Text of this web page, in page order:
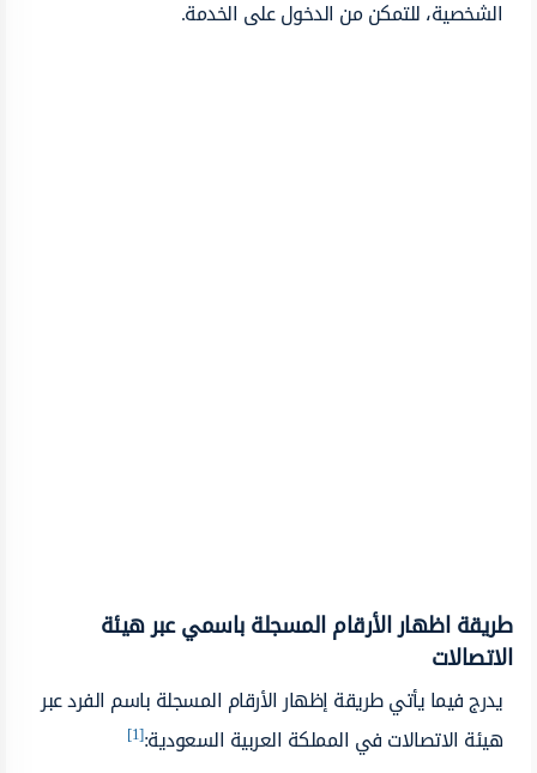
الشخصية، للتمكن من الدخول على الخدمة.
طريقة اظهار الأرقام المسجلة باسمي عبر هيئة
الاتصالات
يدرج فيما يأتي طريقة إظهار الأرقام المسجلة باسم الفرد عبر
هيئة الاتصالات في المملكة العربية السعودية:[1]